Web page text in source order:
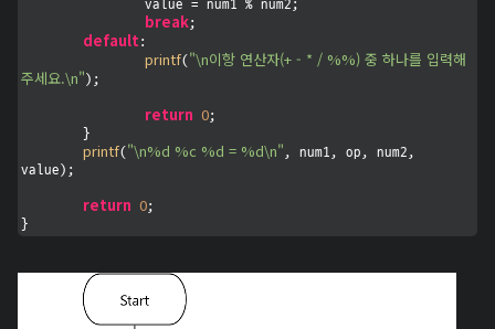
break;
default :
printf( "\n이항 연산자(+ - * / %%) 중 하나를 입력해
주세요.\n" );
return 0;
printf( "\n%d %c %d = %d\n" , num1, op, num2,
value);
return 0;
}